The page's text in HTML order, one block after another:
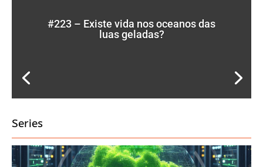
#223 – Existe vida nos oceanos das
luas geladas?
Series